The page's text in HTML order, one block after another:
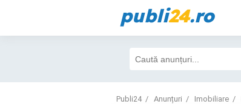
publi24.ro
Publi24 Anunțuri Imobiliare